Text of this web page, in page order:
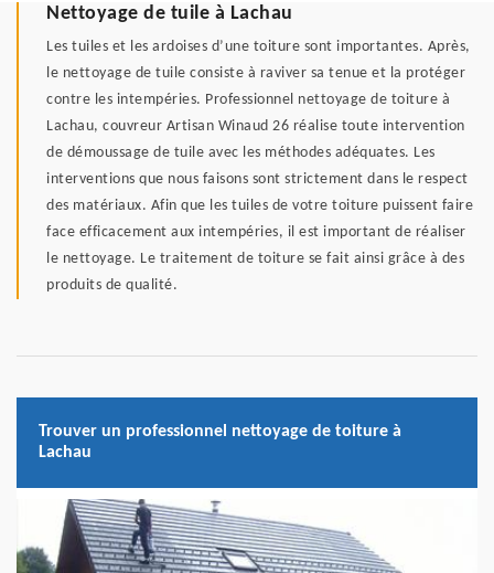
Nettoyage de tuile à Lachau
Les tuiles et les ardoises d’une toiture sont importantes. Après,
le nettoyage de tuile consiste à raviver sa tenue et la protéger
contre les intempéries. Professionnel nettoyage de toiture à
Lachau, couvreur Artisan Winaud 26 réalise toute intervention
de démoussage de tuile avec les méthodes adéquates. Les
interventions que nous faisons sont strictement dans le respect
des matériaux. Afin que les tuiles de votre toiture puissent faire
face efficacement aux intempéries, il est important de réaliser
le nettoyage. Le traitement de toiture se fait ainsi grâce à des
produits de qualité.
Trouver un professionnel nettoyage de toiture à
Lachau